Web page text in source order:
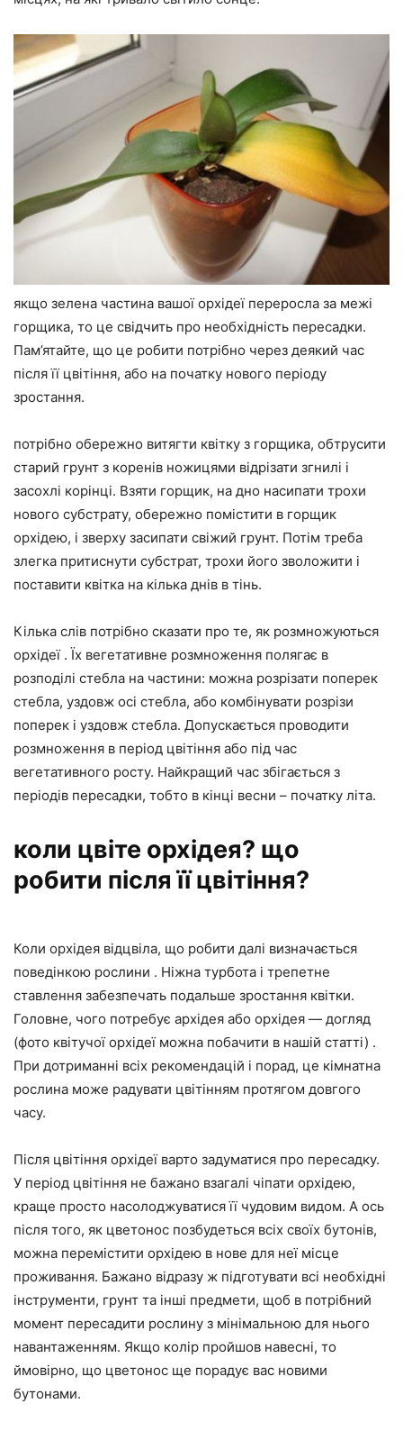
якщо зелена частина вашої орхідеї переросла за межі
горщика, то це свідчить про необхідність пересадки.
Пам’ятайте, що це робити потрібно через деякий час
після її цвітіння, або на початку нового періоду
зростання.
потрібно обережно витягти квітку з горщика, обтрусити
старий грунт з коренів ножицями відрізати згнилі і
засохлі корінці. Взяти горщик, на дно насипати трохи
нового субстрату, обережно помістити в горщик
орхідею, і зверху засипати свіжий грунт. Потім треба
злегка притиснути субстрат, трохи його зволожити і
поставити квітка на кілька днів в тінь.
Кілька слів потрібно сказати про те, як розмножуються
орхідеї . Їх вегетативне розмноження полягає в
розподілі стебла на частини: можна розрізати поперек
стебла, уздовж осі стебла, або комбінувати розрізи
поперек і уздовж стебла. Допускається проводити
розмноження в період цвітіння або під час
вегетативного росту. Найкращий час збігається з
періодів пересадки, тобто в кінці весни – початку літа.
коли цвіте орхідея? що
робити після її цвітіння?
Коли орхідея відцвіла, що робити далі визначається
поведінкою рослини . Ніжна турбота і трепетне
ставлення забезпечать подальше зростання квітки.
Головне, чого потребує архідея або орхідея — догляд
(фото квітучої орхідеї можна побачити в нашій статті) .
При дотриманні всіх рекомендацій і порад, це кімнатна
рослина може радувати цвітінням протягом довгого
часу.
Після цвітіння орхідеї варто задуматися про пересадку.
У період цвітіння не бажано взагалі чіпати орхідею,
краще просто насолоджуватися її чудовим видом. А ось
після того, як цветонос позбудеться всіх своїх бутонів,
можна перемістити орхідею в нове для неї місце
проживання. Бажано відразу ж підготувати всі необхідні
інструменти, грунт та інші предмети, щоб в потрібний
момент пересадити рослину з мінімальною для нього
навантаженням. Якщо колір пройшов навесні, то
ймовірно, що цветонос ще порадує вас новими
бутонами.